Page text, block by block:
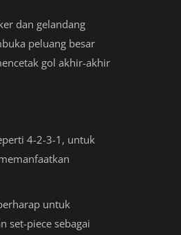
dan gelandang
peluang besar
gol akhir-akhir
4-2-3-1, untuk
untuk
set-piece sebagai